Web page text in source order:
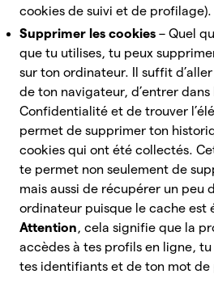
cookies de suivi et de profilage).
Supprimer les cookies – Quel
que tu utilises, tu peux
sur ton ordinateur. Il suffit
de ton navigateur, d’entrer dans
Confidentialité et de trouver
permet de supprimer ton
cookies qui ont été collectés.
te permet non seulement de
mais aussi de récupérer un peu
ordinateur puisque le cache est
Attention, cela signifie que la
accèdes à tes profils en ligne,
tes identifiants et de ton mot de